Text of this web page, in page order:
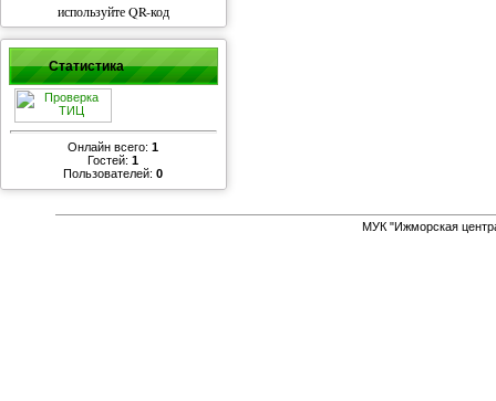
используйте QR-код
Статистика
Онлайн всего:1
Гостей:1
Пользователей:0
МУК "Ижморская